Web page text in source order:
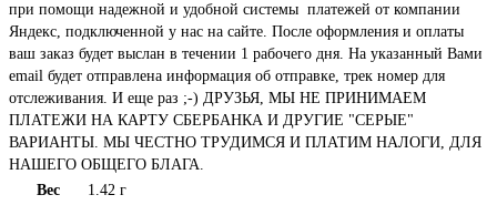
при помощи надежной и удобной системы платежей от компании
Яндекс, подключенной у нас на сайте. После оформления и оплаты
ваш заказ будет выслан в течении 1 рабочего дня. На указанный Вами
email будет отправлена информация об отправке, трек номер для
отслеживания. И еще раз ;-) ДРУЗЬЯ, МЫ НЕ ПРИНИМАЕМ
ПЛАТЕЖИ НА КАРТУ СБЕРБАНКА И ДРУГИЕ "СЕРЫЕ"
ВАРИАНТЫ. МЫ ЧЕСТНО ТРУДИМСЯ И ПЛАТИМ НАЛОГИ, ДЛЯ
НАШЕГО ОБЩЕГО БЛАГА.
Вес
1.42 г